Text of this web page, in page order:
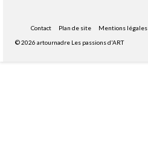
Contact Plan de site Mentions légales
© 2026 artournadre Les passions d'ART